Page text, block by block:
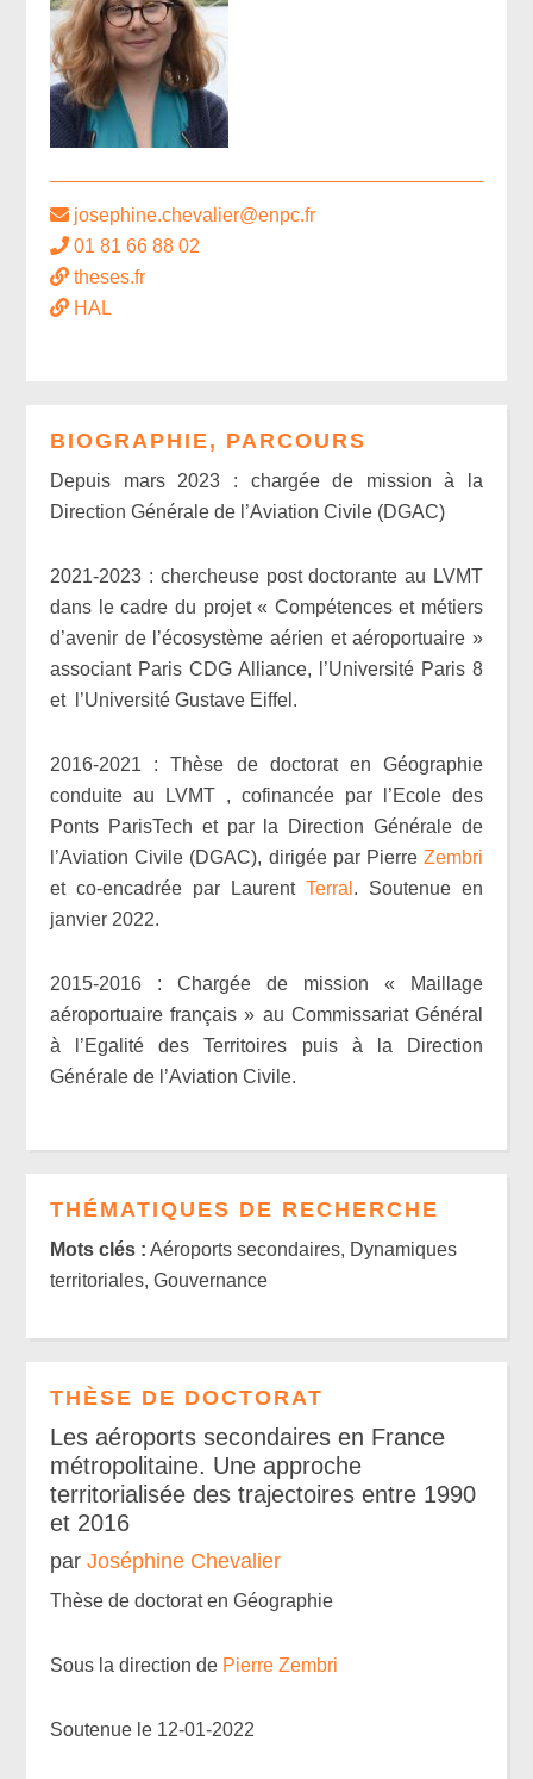
josephine.chevalier@enpc.fr
01 81 66 88 02
theses.fr
HAL
BIOGRAPHIE, PARCOURS
Depuis mars 2023 : chargée de mission à la
Direction Générale de l’Aviation Civile (DGAC)
2021-2023 : chercheuse post doctorante au LVMT
dans le cadre du projet « Compétences et métiers
d’avenir de l’écosystème aérien et aéroportuaire »
associant Paris CDG Alliance, l’Université Paris 8
et l’Université Gustave Eiffel.
2016-2021 : Thèse de doctorat en Géographie
conduite au LVMT , cofinancée par l’Ecole des
Ponts ParisTech et par la Direction Générale de
l’Aviation Civile (DGAC), dirigée par Pierre Zembri
et co-encadrée par Laurent Terral . Soutenue en
janvier 2022.
2015-2016 : Chargée de mission « Maillage
aéroportuaire français » au Commissariat Général
à l’Egalité des Territoires puis à la Direction
Générale de l’Aviation Civile.
THÉMATIQUES DE RECHERCHE
Mots clés : Aéroports secondaires, Dynamiques
territoriales, Gouvernance
THÈSE DE DOCTORAT
Les aéroports secondaires en France
métropolitaine. Une approche
territorialisée des trajectoires entre 1990
et 2016
parJoséphine Chevalier
Thèse de doctorat en Géographie
Sous la direction de Pierre Zembri
Soutenue le 12-01-2022